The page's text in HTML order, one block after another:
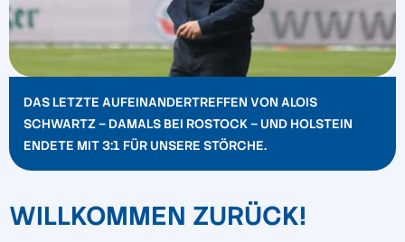
DAS LETZTE AUFEINANDERTREFFEN VON ALOIS
SCHWARTZ – DAMALS BEI ROSTOCK – UND HOLSTEIN
ENDETE MIT 3:1 FÜR UNSERE STÖRCHE.
WILLKOMMEN ZURÜCK!